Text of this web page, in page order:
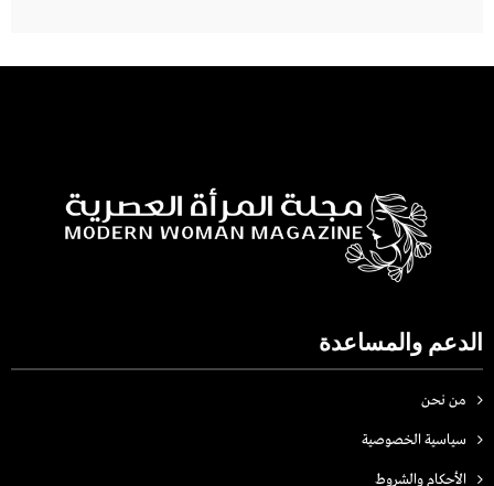
الدعم والمساعدة
من نحن
سياسية الخصوصية
الأحكام والشروط